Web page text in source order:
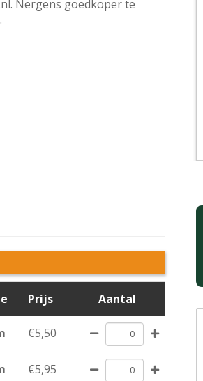
Nergens goedkoper te
Prijs Aantal
€5,50
€5,95